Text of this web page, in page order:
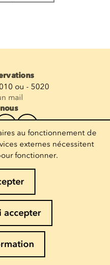
ou - 5020
mail
mail
Cookies
au fonctionnement de
externes nécessitent
fonctionner.
accepter